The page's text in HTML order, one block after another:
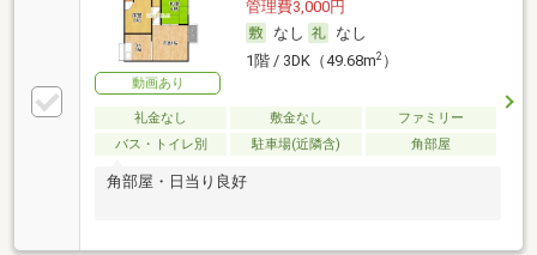
動画あり
管理費3,000円
なし
なし
1階 / 3DK（49.68m2）
礼金なし 敷金なし
ファミリー
バス・トイレ別
駐車場(近隣含) 角部屋
角部屋・日当り良好